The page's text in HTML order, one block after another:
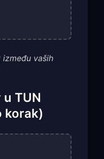
između vaših
TUN
korak)